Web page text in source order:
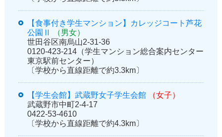
【食事付き学生マンション】カレッジコート芦花
公園Ⅱ
（男女）
世田谷区南烏山2-31-36
0120-423-214（学生マンション総合案内センター
東京駅前センター）
〔学校から直線距離で約3.3km〕
【学生会館】武蔵野女子学生会館
（女子）
武蔵野市中町2-4-17
0422-53-4610
〔学校から直線距離で約4.3km〕